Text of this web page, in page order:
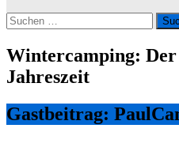
Suchen
nach:
Wintercamping:
Jahreszeit
Gastbeitrag: